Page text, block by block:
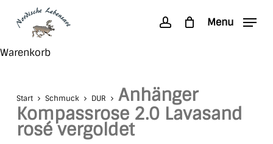
content
accountMenu
WarenkorbClose
Start Schmuck DUR
Anhänger
Kompassrose 2.0 Lavasand
rosé vergoldet